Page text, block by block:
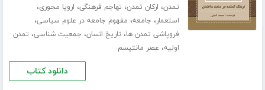
تمدن، ارکان تمدن، تهاجم فرهنگی، اروپا محوری،
استعمار، جامعه، مفهوم جامعه در علوم سیاسی،
فروپاشی تمدن ها، تاریخ انسان، جمعیت شناسی، تمدن
اولیه، عصر مانتیسم
دانلود کتاب